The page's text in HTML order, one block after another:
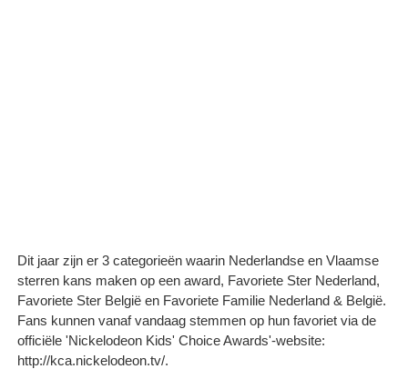
Dit jaar zijn er 3 categorieën waarin Nederlandse en Vlaamse
sterren kans maken op een award, Favoriete Ster Nederland,
Favoriete Ster België en Favoriete Familie Nederland & België.
Fans kunnen vanaf vandaag stemmen op hun favoriet via de
officiële 'Nickelodeon Kids' Choice Awards'-website:
http://kca.nickelodeon.tv/.